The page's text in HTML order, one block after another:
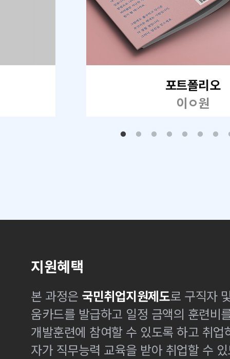
포트폴리오
이ㅇ원
지원혜택
본 과정은 국민취업지원제도로 구직자
움카드를 발급하고 일정 금액의 훈련비
개발훈련에 참여할 수 있도록 하고 취
자가 직무능력 교육을 받아 취업할 수